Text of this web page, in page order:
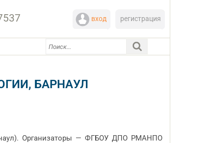
вход регистрация
БАРНАУЛ
Организаторы — ФГБОУ ДПО РМАНПО